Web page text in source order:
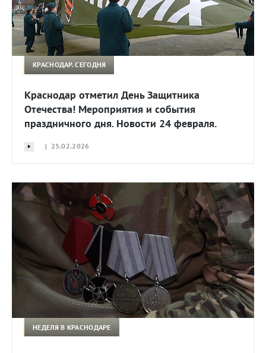
КРАСНОДАР. СЕГОДНЯ
Краснодар отметил День Защитника
Отечества! Мероприятия и события
праздничного дня. Новости 24 февраля.
| 25.02.2026
НЕДЕЛЯ В КРАСНОДАРЕ